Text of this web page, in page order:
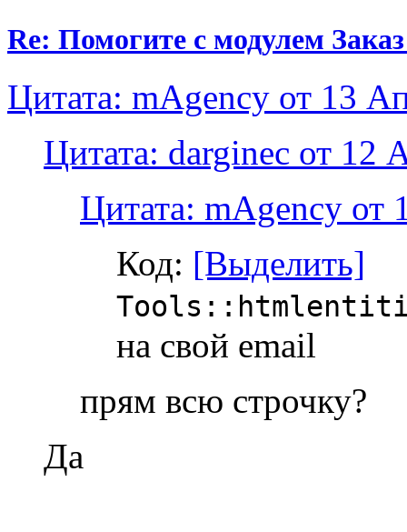
Re: Помогите с модулем
Цитата: mAgency от 13
Цитата: darginec от 12
Цитата: mAgency от
Код: [Выделить]
на свой email
прям всю строчку?
Да